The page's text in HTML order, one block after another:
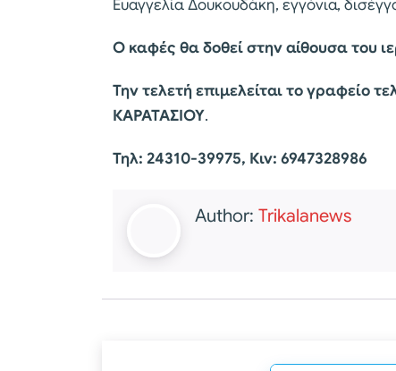
Ευαγγελία Δουκουδάκη, εγγόνια,
Ο καφές θα δοθεί στην αίθουσα του
Την τελετή επιμελείται τογραφείο
ΚΑΡΑΤΑΣΙΟΥ.
Τηλ: 24310-39975, Κιν: 6947328986
Author: Trikalanews